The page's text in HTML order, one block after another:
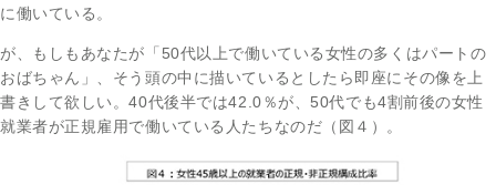
に働いている。
が、もしもあなたが「50代以上で働いている女性の多くはパートの
おばちゃん」、そう頭の中に描いているとしたら即座にその像を上
書きして欲しい。40代後半では42.0％が、50代でも4割前後の女性
就業者が正規雇用で働いている人たちなのだ（図４）。